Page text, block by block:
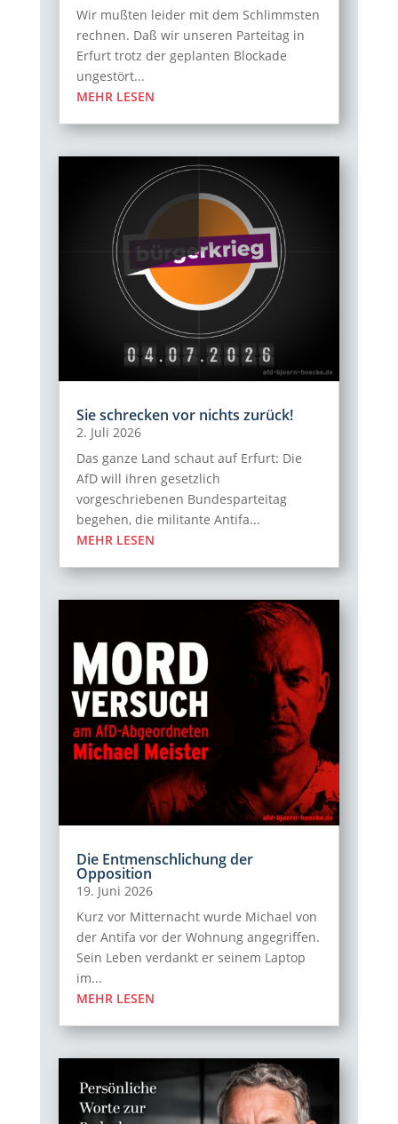
Wir mußten leider mit dem Schlimmsten
rechnen. Daß wir unseren Parteitag in
Erfurt trotz der geplanten Blockade
ungestört...
MEHR LESEN
Sie schrecken vor nichts zurück!
2. Juli 2026
Das ganze Land schaut auf Erfurt: Die
AfD will ihren gesetzlich
vorgeschriebenen Bundesparteitag
begehen, die militante Antifa...
MEHR LESEN
Die Entmenschlichung der
Opposition
19. Juni 2026
Kurz vor Mitternacht wurde Michael von
der Antifa vor der Wohnung angegriffen.
Sein Leben verdankt er seinem Laptop
im...
MEHR LESEN